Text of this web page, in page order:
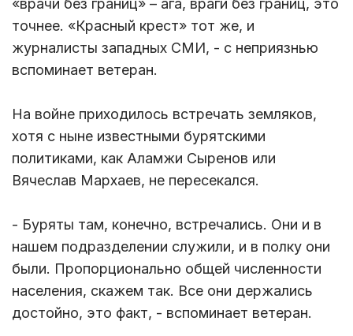
«врачи без границ» – ага, враги без границ, это
точнее. «Красный крест» тот же, и
журналисты западных СМИ, - с неприязнью
вспоминает ветеран.
На войне приходилось встречать земляков,
хотя с ныне известными бурятскими
политиками, как Аламжи Сыренов или
Вячеслав Мархаев, не пересекался.
- Буряты там, конечно, встречались. Они и в
нашем подразделении служили, и в полку они
были. Пропорционально общей численности
населения, скажем так. Все они держались
достойно, это факт, - вспоминает ветеран.